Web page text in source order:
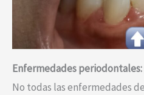
Enfermedades
No todas las enfermedades